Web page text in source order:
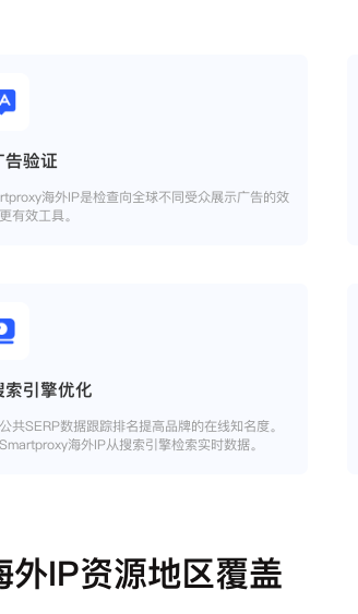
告验证
海外IP是检查向全球不同受众展示广告的效
有效工具。
索引擎优化
共SERP数据跟踪排名提高品牌的在线知名度。
海外IP从搜索引擎检索实时数据。
外IP资源地区覆盖